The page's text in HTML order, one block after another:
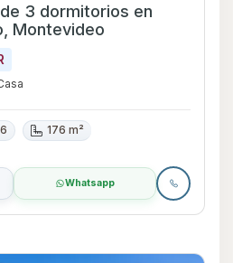
3 dormitorios en
Montevideo
176 m²
Whatsapp